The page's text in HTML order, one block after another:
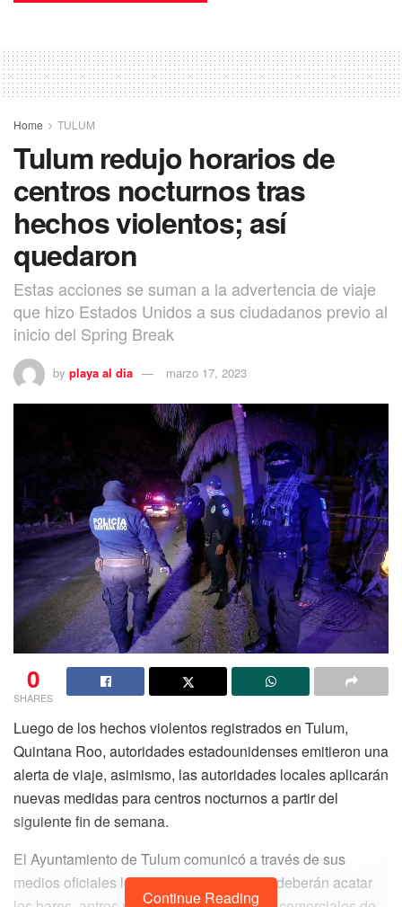
Home TULUM
Tulum redujo horarios de
centros nocturnos tras
hechos violentos; así
quedaron
Estas acciones se suman a la advertencia de viaje
que hizo Estados Unidos a sus ciudadanos previo al
inicio del Spring Break
by playa al dia marzo 17, 2023
0
SHARES
Luego de los hechos violentos registrados en Tulum,
Quintana Roo, autoridades estadounidenses emitieron una
alerta de viaje, asimismo, las autoridades locales aplicarán
nuevas medidas para centros nocturnos a partir del
siguiente fin de semana.
El Ayuntamiento de Tulum comunicó a través de sus
medios oficiales los nuevos horarios que deberán acatar
Continue Reading